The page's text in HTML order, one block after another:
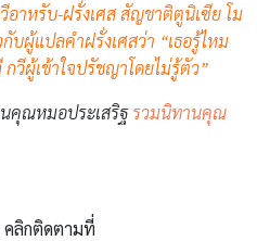
าหรับ-ฝรั่งเศส สัญชาติตูนิเซีย โม
บผู้แปลคำฝรั่งเศสว่า “เธอรู้ไหม
วีผู้เข้าใจปรัชญาโดยไม่รู้ตัว”
คุณหมอประเสริฐรวมนิทานคุณ
คลิกติดตามที่